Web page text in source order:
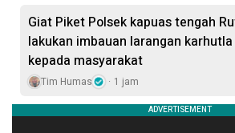
Giat Piket Polsek kapuas tengah
lakukan imbauan larangan karhutla
kepada masyarakat
Tim Humas 1 jam